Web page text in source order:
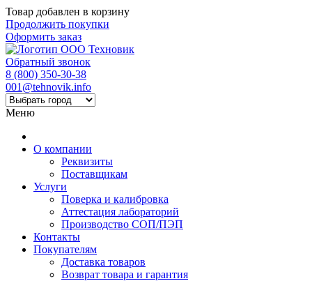
Товар добавлен в корзину
Продолжить покупки
Оформить заказ
Обратный звонок
8 (800) 350-30-38
001@tehnovik.info
Меню
О компании
Реквизиты
Поставщикам
Услуги
Поверка и калибровка
Аттестация лабораторий
Производство СОП/ПЭП
Контакты
Покупателям
Доставка товаров
Возврат товара и гарантия